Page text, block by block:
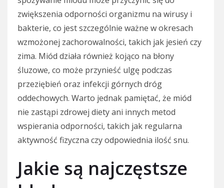
zwiększenia odporności organizmu na wirusy i
bakterie, co jest szczególnie ważne w okresach
wzmożonej zachorowalności, takich jak jesień czy
zima. Miód działa również kojąco na błony
śluzowe, co może przynieść ulgę podczas
przeziębień oraz infekcji górnych dróg
oddechowych. Warto jednak pamiętać, że miód
nie zastąpi zdrowej diety ani innych metod
wspierania odporności, takich jak regularna
aktywność fizyczna czy odpowiednia ilość snu.
Jakie są najczęstsze